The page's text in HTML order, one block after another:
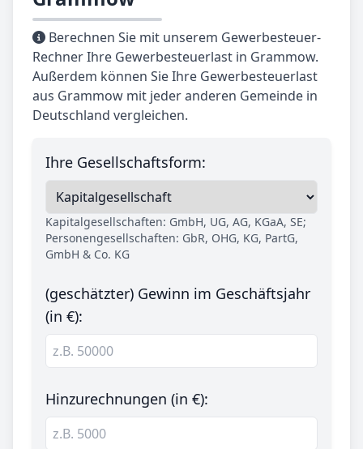
Berechnen Sie mit unserem Gewerbesteuer-
Rechner Ihre Gewerbesteuerlast in Grammow.
Außerdem können Sie Ihre Gewerbesteuerlast
aus Grammow mit jeder anderen Gemeinde in
Deutschland vergleichen.
Ihre Gesellschaftsform:
Kapitalgesellschaften: GmbH, UG, AG, KGaA, SE;
Personengesellschaften: GbR, OHG, KG, PartG,
GmbH & Co. KG
(geschätzter) Gewinn im Geschäftsjahr
(in €):
Hinzurechnungen (in €):